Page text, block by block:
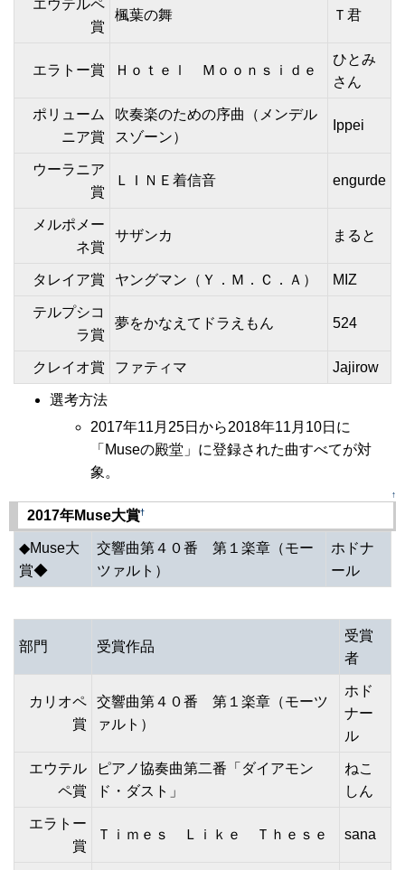
エウテルペ
賞
楓葉の舞 Ｔ君
エラトー賞 Ｈｏｔｅｌ Ｍｏｏｎｓｉｄｅ
ひとみ
さん
ポリューム
ニア賞
吹奏楽のための序曲（メンデル
スゾーン）
Ippei
ウーラニア
賞
ＬＩＮＥ着信音 engurde
メルポメー
ネ賞
サザンカ まると
タレイア賞 ヤングマン（Ｙ．Ｍ．Ｃ．Ａ） MIZ
テルプシコ
ラ賞
夢をかなえてドラえもん 524
クレイオ賞 ファティマ Jajirow
選考方法
2017年11月25日から2018年11月10日に
「Museの殿堂」に登録された曲すべてが対
象。
↑
2017年Muse大賞†
◆Muse大
賞◆
交響曲第４０番 第１楽章（モー
ツァルト）
ホドナ
ール
部門 受賞作品
受賞
者
カリオペ
賞
交響曲第４０番 第１楽章（モーツ
ァルト）
ホド
ナー
ル
エウテル
ペ賞
ピアノ協奏曲第二番「ダイアモン
ド・ダスト」
ねこ
しん
エラトー
賞
Ｔｉｍｅｓ Ｌｉｋｅ Ｔｈｅｓｅ sana